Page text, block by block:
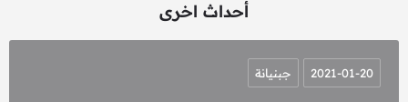
أحداث اخرى
2021-01-20 جبنيانة